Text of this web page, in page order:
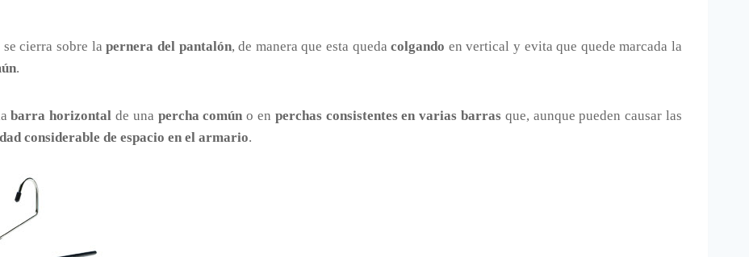
se cierra sobre lapernera del pantalón, de manera que esta quedacolgando en vertical y evita que quede marcada la
.
barra horizontalde una percha comúno en perchas consistentes en varias barras que, aunque pueden causar las
considerable de espacio en el armario.